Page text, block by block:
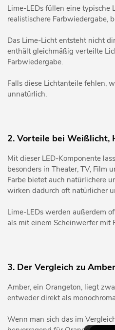
Lime-LEDs füllen eine typische
realistischere Farbwiedergabe,
Das Lime-Licht entsteht nicht
enthält gleichmäßig verteilte
Farbwiedergabe.
Falls diese Lichtanteile fehlen,
unnatürlich.
2. Vorteile bei Weißlicht,
Mit dieser LED-Komponente
besonders in Theater, TV, Film
Farbe bietet auch natürlichere
wirken dadurch oft natürlicher
Lime-LEDs werden außerdem
als mit einem Scheinwerfer mit
3. Der Vergleich zu
Amber, ein Orangeton, liegt
entweder direkt als
Wenn man sich das im